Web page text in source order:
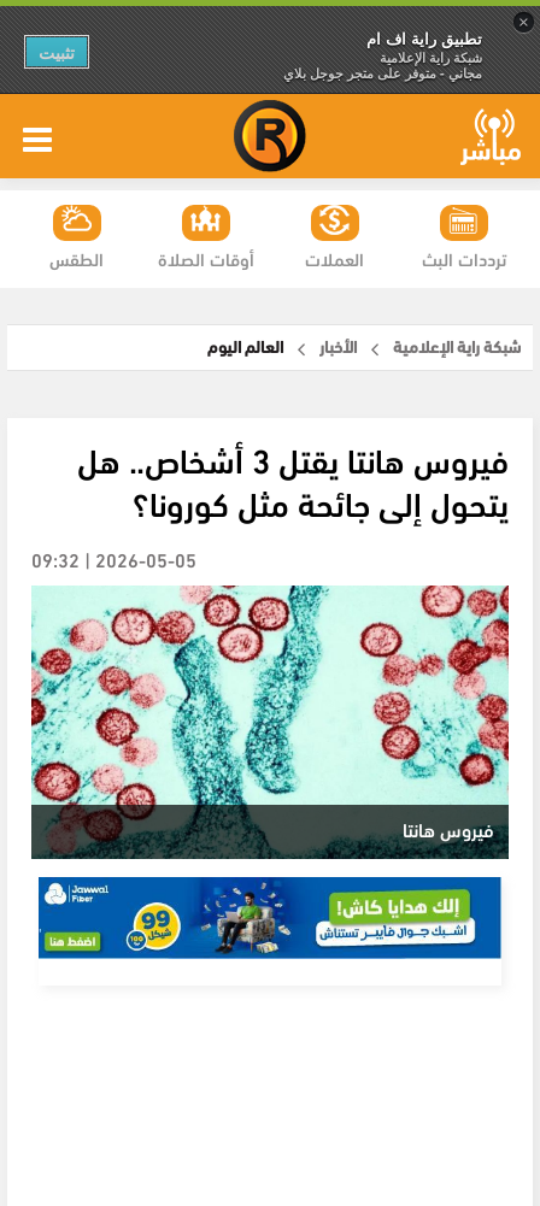
×
تطبيق راية اف ام
شبكة راية الإعلامية
مجاني - متوفر على متجر جوجل بلاي
تثبيت
الطقس أوقات الصلاة العملات ترددات البث
شبكة راية الإعلامية الأخبار العالم اليوم
فيروس هانتا يقتل 3 أشخاص.. هل
يتحول إلى جائحة مثل كورونا؟
2026-05-05 | 09:32
فيروس هانتا